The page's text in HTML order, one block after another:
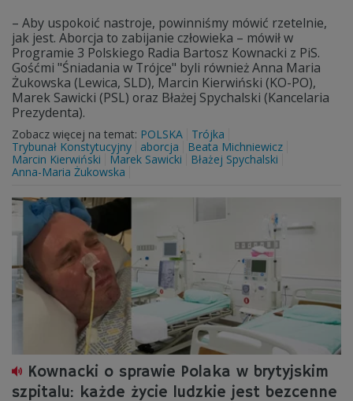
– Aby uspokoić nastroje, powinniśmy mówić rzetelnie,
jak jest. Aborcja to zabijanie człowieka – mówił w
Programie 3 Polskiego Radia Bartosz Kownacki z PiS.
Gośćmi "Śniadania w Trójce" byli również Anna Maria
Żukowska (Lewica, SLD), Marcin Kierwiński (KO-PO),
Marek Sawicki (PSL) oraz Błażej Spychalski (Kancelaria
Prezydenta).
Zobacz więcej na temat: POLSKA
Trójka
Trybunał Konstytucyjny
aborcja
Beata Michniewicz
Marcin Kierwiński
Marek Sawicki
Błażej Spychalski
Anna-Maria Żukowska
Kownacki o sprawie Polaka w brytyjskim
szpitalu: każde życie ludzkie jest bezcenne